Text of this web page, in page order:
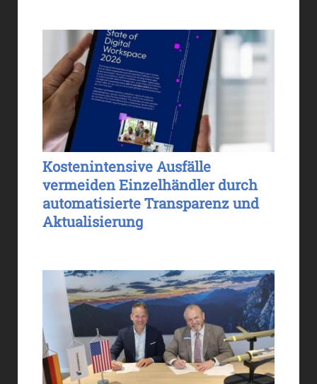
Kostenintensive Ausfälle
vermeiden Einzelhändler durch
automatisierte Transparenz und
Aktualisierung